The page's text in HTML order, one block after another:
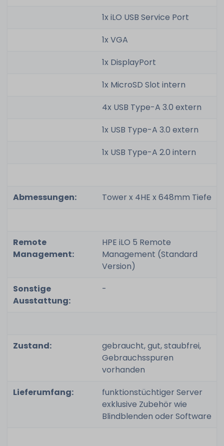
1x iLO USB Service Port
1x VGA
1x DisplayPort
1x MicroSD Slot intern
4x USB Type-A 3.0 extern
1x USB Type-A 3.0 extern
1x USB Type-A 2.0 intern
Abmessungen: Tower x 4HE x 648mm Tiefe
Remote
Management:
HPE iLO 5 Remote
Management (Standard
Version)
Sonstige
Ausstattung:
-
Zustand:
gebraucht, gut, staubfrei,
Gebrauchsspuren
vorhanden
Lieferumfang:
funktionstüchtiger Server
exklusive Zubehör wie
Blindblenden oder Software